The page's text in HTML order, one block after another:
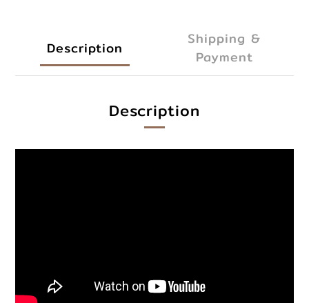
Description
Shipping &
Payment
Description